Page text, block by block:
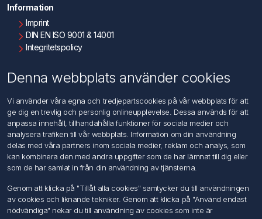
Information
Imprint
DIN EN ISO 9001 & 14001
Integritetspolicy
Kontakta oss
Kundtjänst
Sök
Mitt konto
Mina ordrar
Mina adresser
Denna webbplats använder cookies
Vi använder våra egna och tredjepartscookies på vår webbplats för att
ge dig en trevlig och personlig onlineupplevelse. Dessa används för att
anpassa innehåll, tillhandahålla funktioner för sociala medier och
analysera trafiken till vår webbplats. Information om din användning
delas med våra partners inom sociala medier, reklam och analys, som
kan kombinera den med andra uppgifter som de har lämnat till dig eller
som de har samlat in från din användning av tjänsterna.
Genom att klicka på "Tillåt alla cookies" samtycker du till användningen
av cookies och liknande tekniker. Genom att klicka på "Använd endast
nödvändiga" nekar du till användning av cookies som inte är